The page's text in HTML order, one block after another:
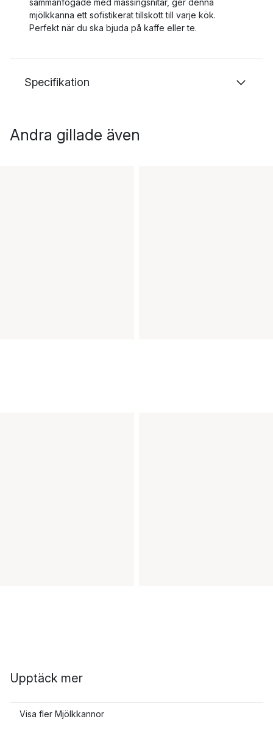
sammanfogade med mässingsnitar, ger denna
mjölkkanna ett sofistikerat tillskott till varje kök.
Perfekt när du ska bjuda på kaffe eller te.
Specifikation
Andra gillade även
Upptäck mer
Visa fler Mjölkkannor